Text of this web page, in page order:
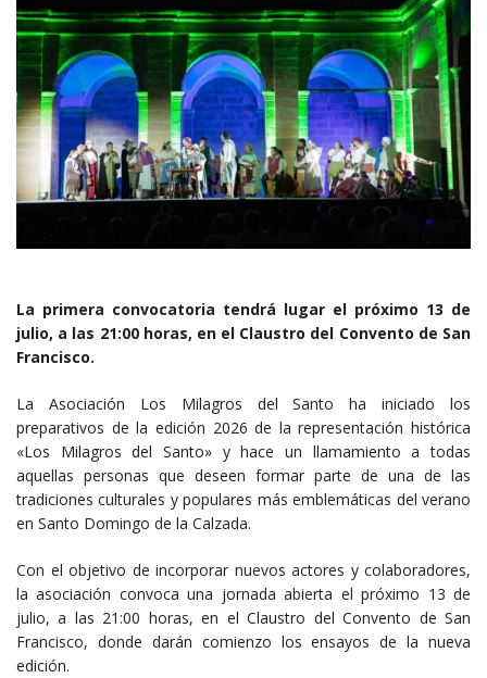
La primera convocatoria tendrá lugar el próximo 13 de
julio, a las 21:00 horas, en el Claustro del Convento de San
Francisco.
La Asociación Los Milagros del Santo ha iniciado los
preparativos de la edición 2026 de la representación histórica
«Los Milagros del Santo» y hace un llamamiento a todas
aquellas personas que deseen formar parte de una de las
tradiciones culturales y populares más emblemáticas del verano
en Santo Domingo de la Calzada.
Con el objetivo de incorporar nuevos actores y colaboradores,
la asociación convoca una jornada abierta el próximo 13 de
julio, a las 21:00 horas, en el Claustro del Convento de San
Francisco, donde darán comienzo los ensayos de la nueva
edición.